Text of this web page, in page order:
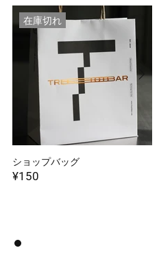
在庫切れ
ショップバッグ
¥150